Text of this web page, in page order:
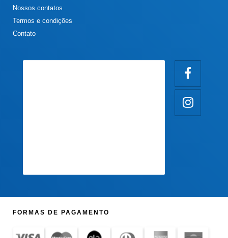
Nossos contatos
Termos e condições
Contato
FORMAS DE PAGAMENTO